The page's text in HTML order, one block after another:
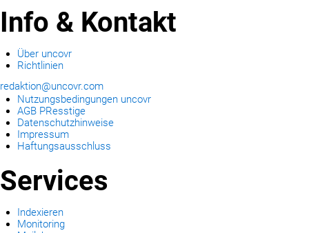
Info & Kontakt
Über uncovr
Richtlinien
redaktion@uncovr.com
Nutzungsbedingungen uncovr
AGB PResstige
Datenschutzhinweise
Impressum
Haftungsausschluss
Services
Indexieren
Monitoring